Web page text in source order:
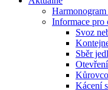
Informace pro
Svoz
Sběr
Kácení